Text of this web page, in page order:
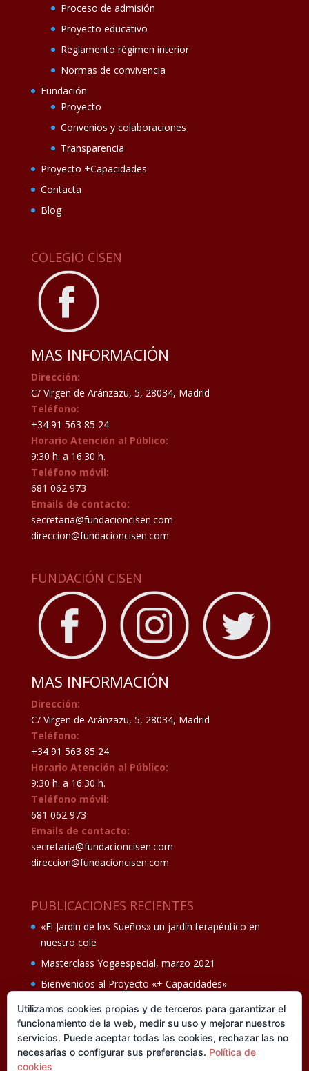
Proceso de admisión
Proyecto educativo
Reglamento régimen interior
Normas de convivencia
Fundación
Proyecto
Convenios y colaboraciones
Transparencia
Proyecto +Capacidades
Contacta
Blog
COLEGIO CISEN
MAS INFORMACIÓN
Dirección:
C/ Virgen de Aránzazu, 5, 28034, Madrid
Teléfono:
+34 91 563 85 24
Horario Atención al Público:
9:30 h. a 16:30 h.
Teléfono móvil:
681 062 973
Emails de contacto:
secretaria@fundacioncisen.com
direccion@fundacioncisen.com
FUNDACIÓN CISEN
MAS INFORMACIÓN
Dirección:
C/ Virgen de Aránzazu, 5, 28034, Madrid
Teléfono:
+34 91 563 85 24
Horario Atención al Público:
9:30 h. a 16:30 h.
Teléfono móvil:
681 062 973
Emails de contacto:
secretaria@fundacioncisen.com
direccion@fundacioncisen.com
PUBLICACIONES RECIENTES
«El Jardín de los Sueños» un jardín terapéutico en
nuestro cole
Masterclass Yogaespecial, marzo 2021
Bienvenidos al Proyecto «+ Capacidades»
Fiesta de fin de curso Los oficios 14 de junio
Ganadores del II Programa educativo Cuídate +
Utilizamos cookies propias y de terceros para garantizar el
funcionamiento de la web, medir su uso y mejorar nuestros
servicios. Puede aceptar todas las cookies, rechazar las no
necesarias o configurar sus preferencias. Política de
cookies